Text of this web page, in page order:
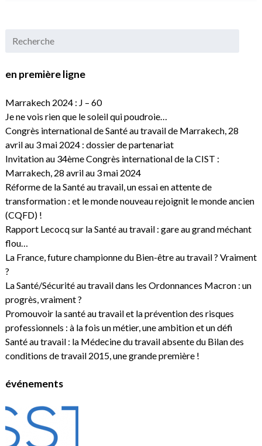
en première ligne
Marrakech 2024 : J – 60
Je ne vois rien que le soleil qui poudroie…
Congrès international de Santé au travail de Marrakech, 28
avril au 3 mai 2024 : dossier de partenariat
Invitation au 34ème Congrès international de la CIST :
Marrakech, 28 avril au 3 mai 2024
Réforme de la Santé au travail, un essai en attente de
transformation : et le monde nouveau rejoignit le monde ancien
(CQFD) !
Rapport Lecocq sur la Santé au travail : gare au grand méchant
flou…
La France, future championne du Bien-être au travail ? Vraiment
?
La Santé/Sécurité au travail dans les Ordonnances Macron : un
progrès, vraiment ?
Promouvoir la santé au travail et la prévention des risques
professionnels : à la fois un métier, une ambition et un défi
Santé au travail : la Médecine du travail absente du Bilan des
conditions de travail 2015, une grande première !
événements